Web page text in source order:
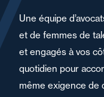
Une équipe
et de femmes de
et engagés à vos
quotidien pour
même exigence de